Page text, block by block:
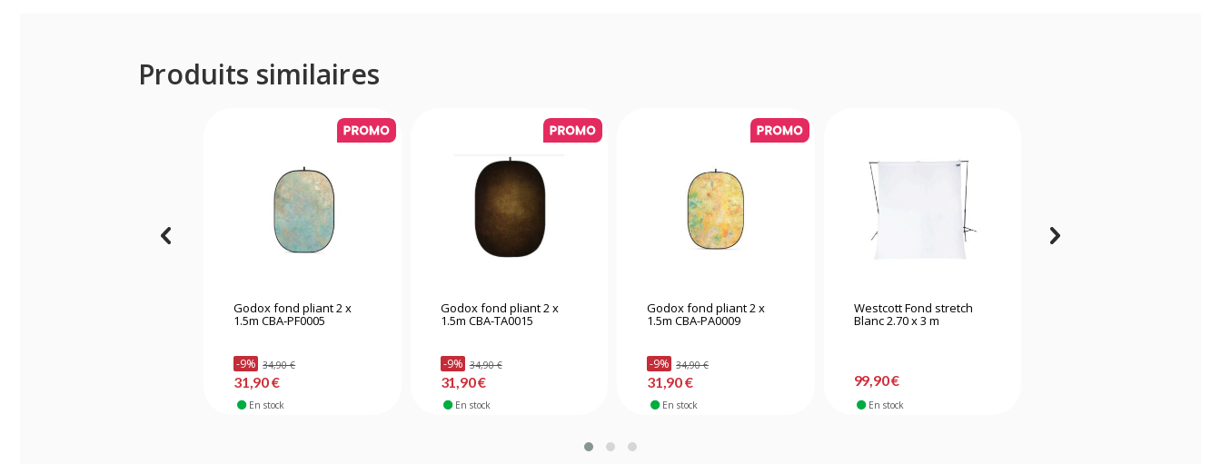
Produits similaires
Godox fond pliant 2 x
1.5m CBA-PF0005
-9% 34,90 €
31,90 €
En stock
Godox fond pliant 2 x
1.5m CBA-TA0015
-9% 34,90 €
31,90 €
En stock
Godox fond pliant 2 x
1.5m CBA-PA0009
-9% 34,90 €
31,90 €
En stock
Westcott Fond stretch
Blanc 2.70 x 3 m
99,90 €
En stock